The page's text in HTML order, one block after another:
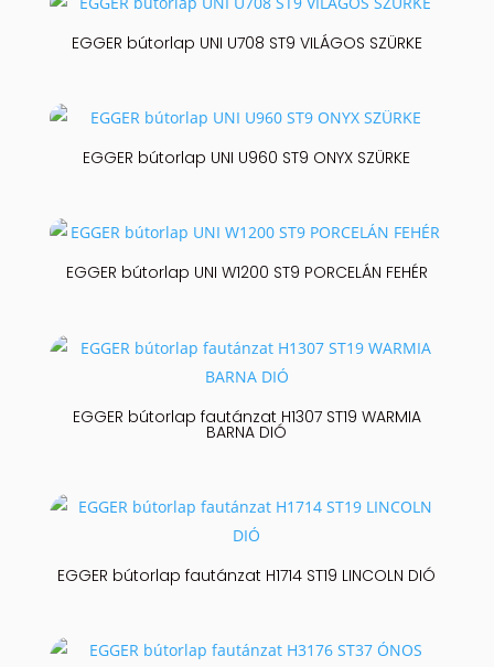
EGGER bútorlap UNI U708 ST9 VILÁGOS SZÜRKE
EGGER bútorlap UNI U960 ST9 ONYX SZÜRKE
EGGER bútorlap UNI W1200 ST9 PORCELÁN FEHÉR
EGGER bútorlap fautánzat H1307 ST19 WARMIA
BARNA DIÓ
EGGER bútorlap fautánzat H1714 ST19 LINCOLN DIÓ